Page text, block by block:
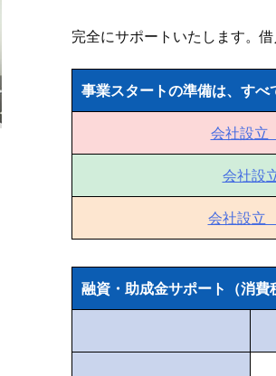
完全にサポートいたします。
事業スタートの準備は、すべ
会社設
会社設
会社設立
融資・助成金サポート（消費